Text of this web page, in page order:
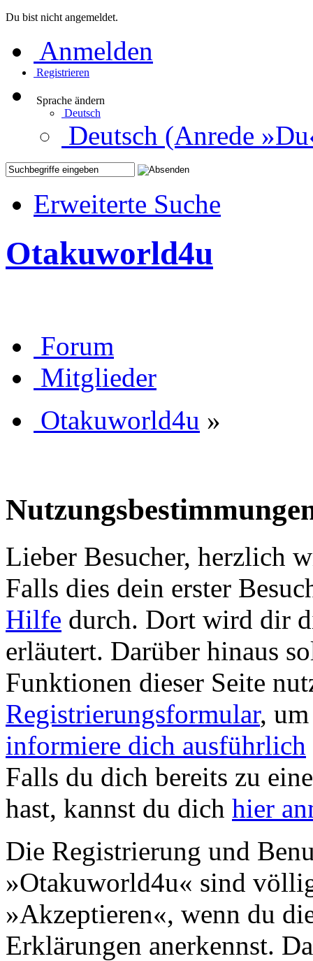
Du bist nicht angemeldet.
Anmelden
Registrieren
Sprache ändern
Deutsch
Deutsch (Anrede
Erweiterte Suche
Otakuworld4u
Forum
Mitglieder
Otakuworld4u »
Lieber Besucher, herzlich
Falls dies dein erster
Hilfe durch. Dort wird dir
erläutert. Darüber hinaus
Funktionen dieser Seite
Registrierungsformular,
informiere dich ausführlich
Falls du dich bereits zu
hast, kannst du dich hier
Die Registrierung und
»Otakuworld4u« sind
»Akzeptieren«, wenn du
Erklärungen anerkennst.